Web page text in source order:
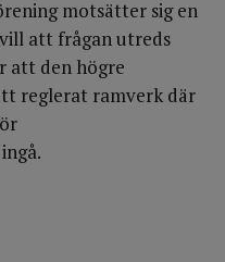
motsätter sig en
att frågan utreds
att den högre
reglerat ramverk där